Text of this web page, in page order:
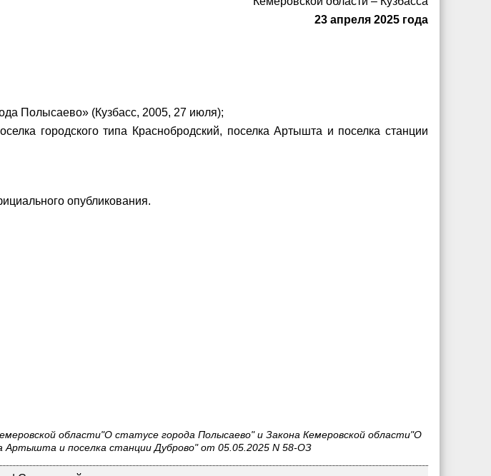
23 апреля 2025 года
Полысаево» (Кузбасс, 2005, 27 июля);
городского типа Краснобродский, поселка Артышта и поселка станции
опубликования.
области"О статусе города Полысаево" и Закона Кемеровской области"О
Артышта и поселка станции Дуброво" от 05.05.2025 N 58-ОЗ